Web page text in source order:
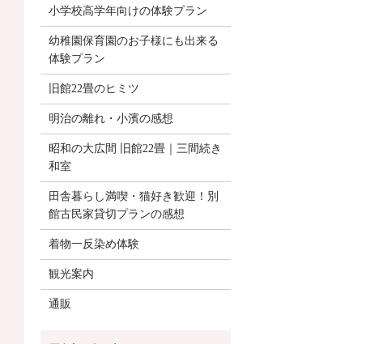
小学校高学年向けの体験プラン
幼稚園保育園のお子様にも出来る
体験プラン
旧館22畳のヒミツ
明治の離れ・小濱の感想
昭和の大広間 旧館22畳｜三間続き
和室
田舎暮らし満喫・猫好き歓迎！別
館古民家貸切プランの感想
着物一反染め体験
観光案内
通販